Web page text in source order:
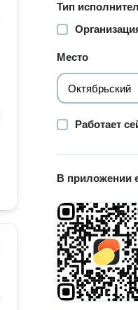
Тип
Место
Работает
В приложении